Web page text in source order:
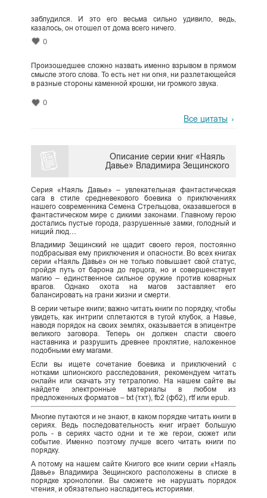
заблудился. И это его весьма сильно удивило, ведь,
казалось, он отошел от дома всего ничего.
0
Произошедшее сложно назвать именно взрывом в прямом
смысле этого слова. То есть нет ни огня, ни разлетающейся
в разные стороны каменной крошки, ни громкого звука.
0
Все цитаты
Описание серии книг «Наяль
Давье» Владимира Зещинского
Серия «Наяль Давье» – увлекательная фантастическая
сага в стиле средневекового боевика о приключениях
нашего современника Семена Стрельцова, оказавшегося в
фантастическом мире с дикими законами. Главному герою
достались пустые города, разрушенные замки, голодный и
нищий люд…
Владимир Зещинский не щадит своего героя, постоянно
подбрасывая ему приключения и опасности. Во всех книгах
серии «Наяль Давье» он не только повышает свой статус,
пройдя путь от барона до герцога, но и совершенствует
магию – единственное сильное оружие против коварных
врагов. Однако охота на магов заставляет его
балансировать на грани жизни и смерти.
В серии четыре книги; важно читать книги по порядку, чтобы
увидеть, как интриги сплетаются в тугой клубок, а Навье,
наводя порядок на своих землях, оказывается в эпицентре
великого заговора. Теперь он должен спасти своего
наставника и разрушить древнее проклятие, наложенное
подобными ему магами.
Если вы ищете сочетание боевика и приключений с
нотками шпионского расследования, рекомендуем читать
онлайн или скачать эту тетралогию. На нашем сайте вы
найдете электронные материалы в любом из
предложенных форматов – txt (тхт), fb2 (фб2), rtf или epub.
Многие путаются и не знают, в каком порядке читать книги в
сериях. Ведь последовательность книг играет большую
роль - в сериях часто одни и те же герои, сюжет или
событие. Именно поэтому лучше всего читать книги по
порядку.
А потому на нашем сайте Книгого все книги серии «Наяль
Давье» Владимира Зещинского расположены в списке в
порядке хронологии. Вы сможете не нарушать порядок
чтения, и обязательно насладитесь историями.